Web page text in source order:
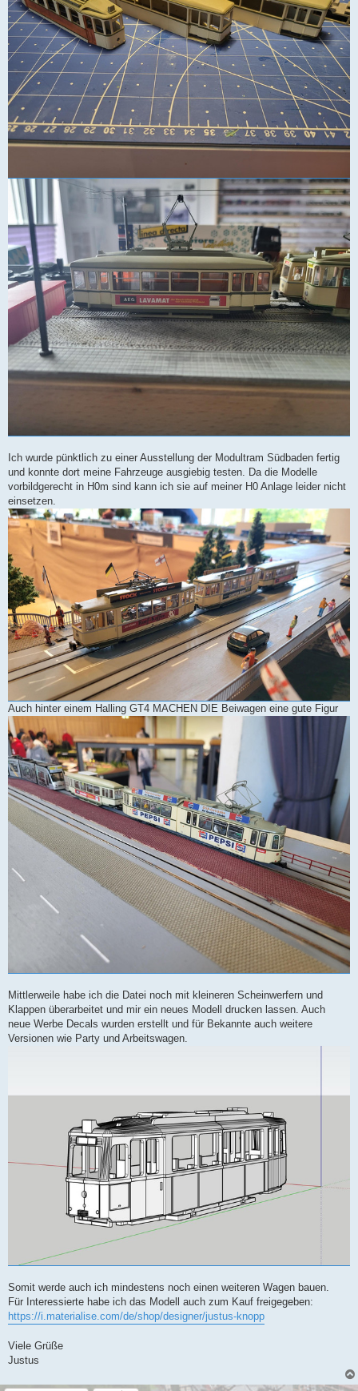
Ich wurde pünktlich zu einer Ausstellung der Modultram Südbaden fertig
und konnte dort meine Fahrzeuge ausgiebig testen. Da die Modelle
vorbildgerecht in H0m sind kann ich sie auf meiner H0 Anlage leider nicht
einsetzen.
Auch hinter einem Halling GT4 MACHEN DIE Beiwagen eine gute Figur
Mittlerweile habe ich die Datei noch mit kleineren Scheinwerfern und
Klappen überarbeitet und mir ein neues Modell drucken lassen. Auch
neue Werbe Decals wurden erstellt und für Bekannte auch weitere
Versionen wie Party und Arbeitswagen.
Somit werde auch ich mindestens noch einen weiteren Wagen bauen.
Für Interessierte habe ich das Modell auch zum Kauf freigegeben:
https://i.materialise.com/de/shop/designer/justus-knopp
Viele Grüße
Justus